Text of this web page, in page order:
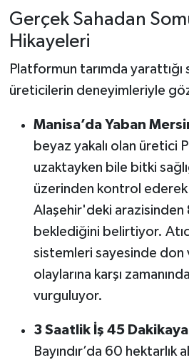
Gerçek Sahadan
Hikayeleri
Platformun tarımda
üreticilerin deneyimleriyle
Manisa’da Yaban
beyaz yakalı olan üretici
uzaktayken bile bitki
üzerinden kontrol ederek
Alaşehir'deki arazisinden
beklediğini belirtiyor.
sistemleri sayesinde don
olaylarına karşı
vurguluyor.
3 Saatlik İş 45
Bayındır’da 60 hektarlık